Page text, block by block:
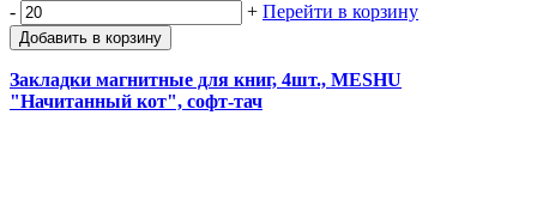
- + Перейти в корзину
Добавить в корзину
Закладки магнитные для книг, 4шт., MESHU
"Начитанный кот", софт-тач